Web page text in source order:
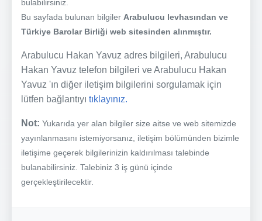
bulabilirsiniz.
Bu sayfada bulunan bilgiler Arabulucu levhasından ve
Türkiye Barolar Birliği web sitesinden alınmıştır.
Arabulucu Hakan Yavuz adres bilgileri, Arabulucu
Hakan Yavuz telefon bilgileri ve Arabulucu Hakan
Yavuz 'ın diğer iletişim bilgilerini sorgulamak için
lütfen bağlantıyı tıklayınız.
Not: Yukarıda yer alan bilgiler size aitse ve web sitemizde
yayınlanmasını istemiyorsanız, iletişim bölümünden bizimle
iletişime geçerek bilgilerinizin kaldırılması talebinde
bulanabilirsiniz. Talebiniz 3 iş günü içinde
gerçekleştirilecektir.